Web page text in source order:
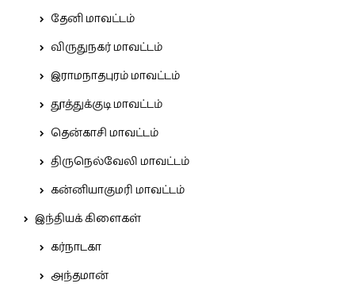
தேனி மாவட்டம்
விருதுநகர் மாவட்டம்
இராமநாதபுரம் மாவட்டம்
தூத்துக்குடி மாவட்டம்
தென்காசி மாவட்டம்
திருநெல்வேலி மாவட்டம்
கன்னியாகுமரி மாவட்டம்
இந்தியக் கிளைகள்
கர்நாடகா
அந்தமான்